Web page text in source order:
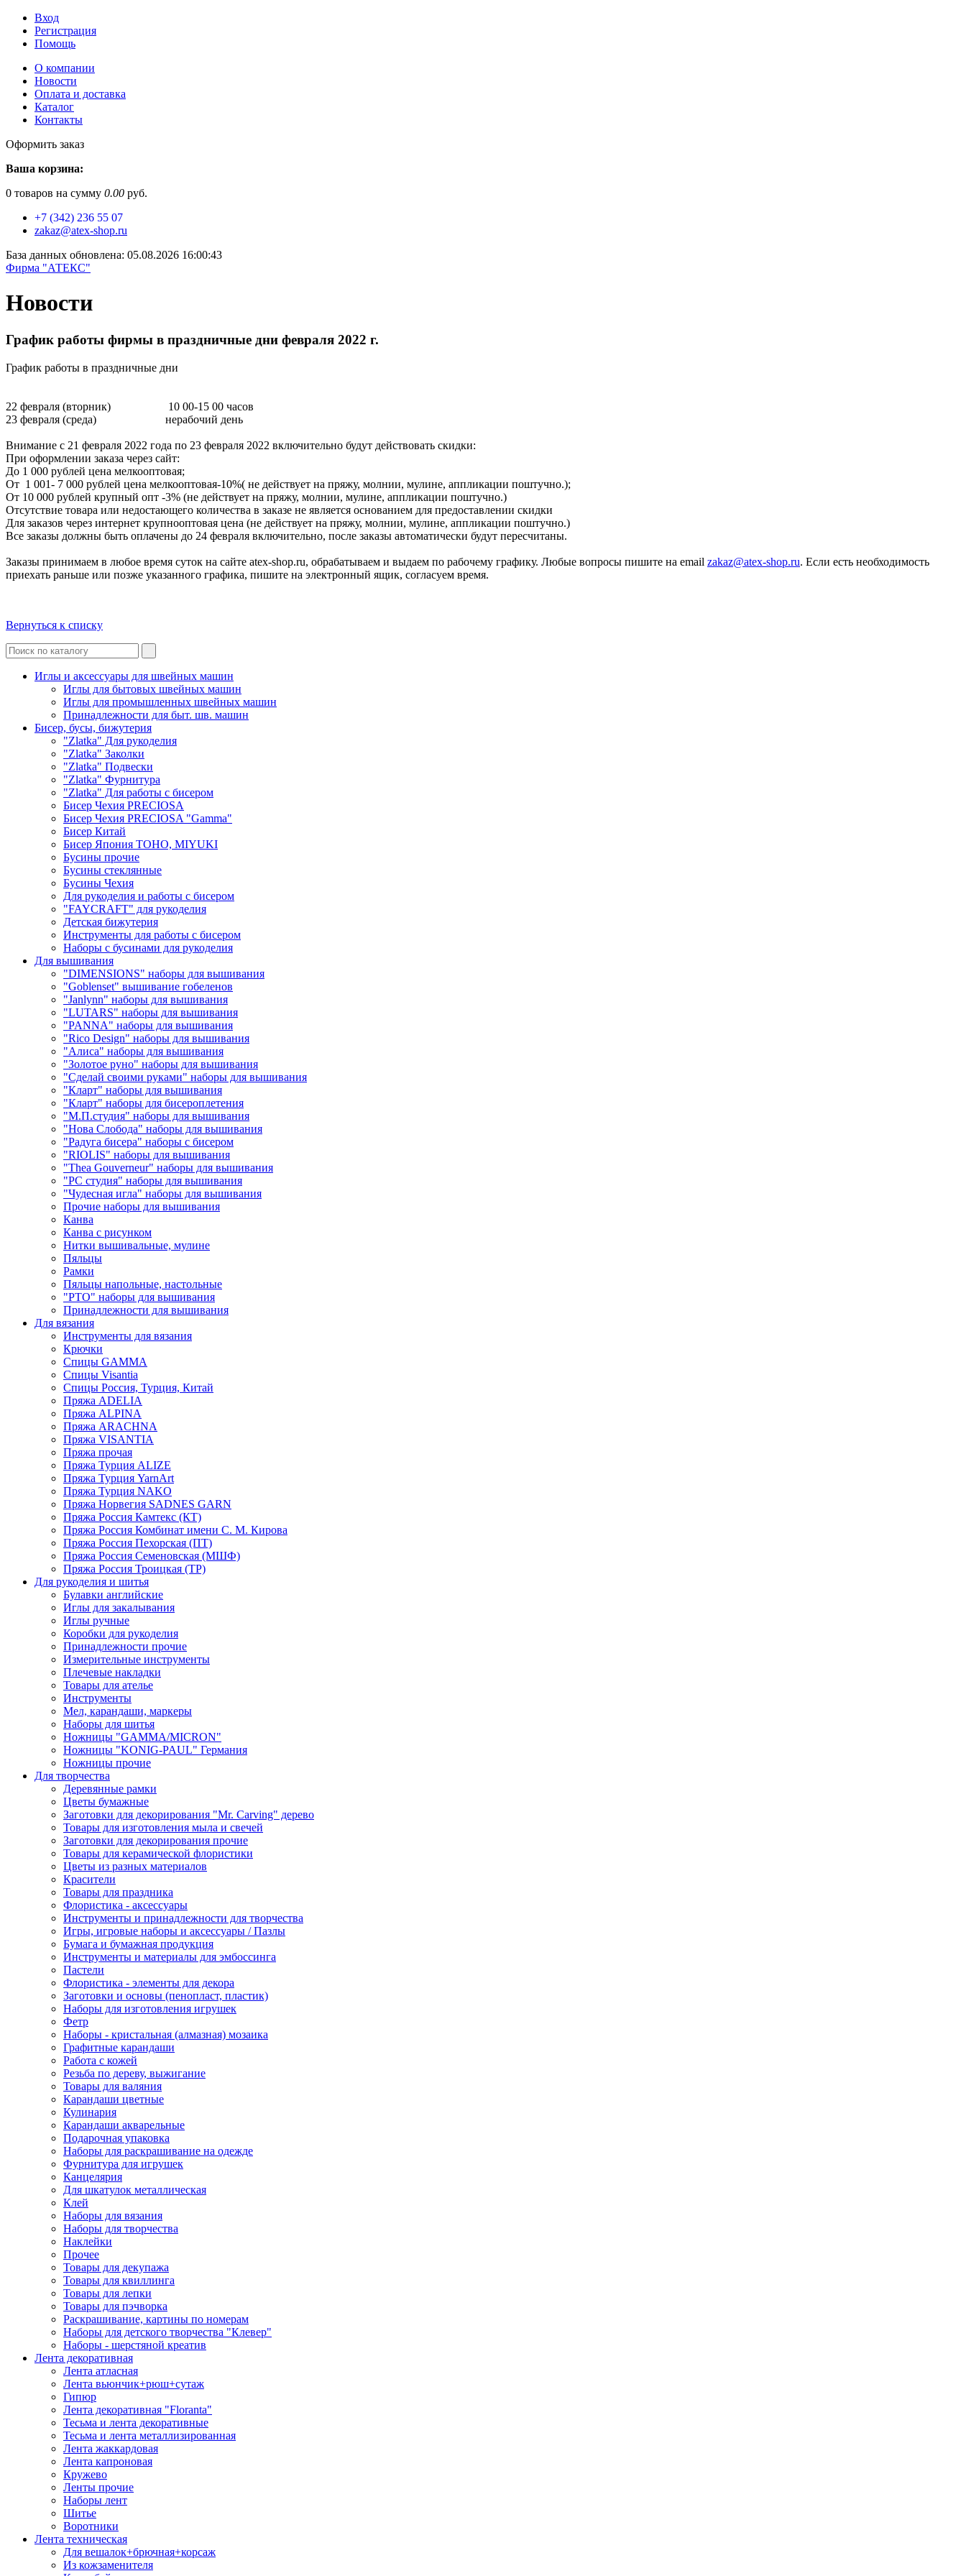
Вход
Регистрация
Помощь
О компании
Новости
Оплата и доставка
Каталог
Контакты
Оформить заказ
Ваша корзина:
0 товаров на сумму 0.00 руб.
+7 (342) 236 55 07
zakaz@atex-shop.ru
База данных обновлена: 05.08.2026 16:00:43
Фирма "АТЕКС"
Новости
График работы фирмы в праздничные дни февраля 2022 г.
График работы в праздничные дни
22 февраля (вторник) 10 00-15 00 часов
23 февраля (среда) нерабочий день
Внимание с 21 февраля 2022 года по 23 февраля 2022 включительно будут действовать скидки:
При оформлении заказа через сайт:
До 1 000 рублей цена мелкооптовая;
От 1 001- 7 000 рублей цена мелкооптовая-10%( не действует на пряжу, молнии, мулине, аппликации поштучно.);
От 10 000 рублей крупный опт -3% (не действует на пряжу, молнии, мулине, аппликации поштучно.)
Отсутствие товара или недостающего количества в заказе не является основанием для предоставлении скидки
Для заказов через интернет крупнооптовая цена (не действует на пряжу, молнии, мулине, аппликации поштучно.)
Все заказы должны быть оплачены до 24 февраля включительно, после заказы автоматически будут пересчитаны.
Заказы принимаем в любое время суток на сайте atex-shop.ru, обрабатываем и выдаем по рабочему графику. Любые вопросы пишите на email zakaz@atex-shop.ru. Если есть необходимость
приехать раньше или позже указанного графика, пишите на электронный ящик, согласуем время.
Вернуться к списку
Иглы и аксессуары для швейных машин
Иглы для бытовых швейных машин
Иглы для промышленных швейных машин
Принадлежности для быт. шв. машин
Бисер, бусы, бижутерия
"Zlatka" Для рукоделия
"Zlatka" Заколки
"Zlatka" Подвески
"Zlatka" Фурнитура
"Zlatka" Для работы с бисером
Бисер Чехия PRECIOSA
Бисер Чехия PRECIOSA "Gamma"
Бисер Китай
Бисер Япония TOHO, MIYUKI
Бусины прочие
Бусины стеклянные
Бусины Чехия
Для рукоделия и работы с бисером
"FAYCRAFT" для рукоделия
Детская бижутерия
Инструменты для работы с бисером
Наборы с бусинами для рукоделия
Для вышивания
"DIMENSIONS" наборы для вышивания
"Goblenset" вышивание гобеленов
"Janlynn" наборы для вышивания
"LUTARS" наборы для вышивания
"PANNA" наборы для вышивания
"Rico Design" наборы для вышивания
"Алиса" наборы для вышивания
"Золотое руно" наборы для вышивания
"Сделай своими руками" наборы для вышивания
"Кларт" наборы для вышивания
"Кларт" наборы для бисероплетения
"М.П.студия" наборы для вышивания
"Нова Слобода" наборы для вышивания
"Радуга бисера" наборы с бисером
"RIOLIS" наборы для вышивания
"Thea Gouverneur" наборы для вышивания
"РС студия" наборы для вышивания
"Чудесная игла" наборы для вышивания
Прочие наборы для вышивания
Канва
Канва с рисунком
Нитки вышивальные, мулине
Пяльцы
Рамки
Пяльцы напольные, настольные
"РТО" наборы для вышивания
Принадлежности для вышивания
Для вязания
Инструменты для вязания
Крючки
Спицы GAMMA
Спицы Visantia
Спицы Россия, Турция, Китай
Пряжа ADELIA
Пряжа ALPINA
Пряжа ARACHNA
Пряжа VISANTIA
Пряжа прочая
Пряжа Турция ALIZE
Пряжа Турция YarnArt
Пряжа Турция NAKO
Пряжа Норвегия SADNES GARN
Пряжа Россия Камтекс (КТ)
Пряжа Россия Комбинат имени С. М. Кирова
Пряжа Россия Пехорская (ПТ)
Пряжа Россия Семеновская (МШФ)
Пряжа Россия Троицкая (ТР)
Для рукоделия и шитья
Булавки английские
Иглы для закалывания
Иглы ручные
Коробки для рукоделия
Принадлежности прочие
Измерительные инструменты
Плечевые накладки
Товары для ателье
Инструменты
Мел, карандаши, маркеры
Наборы для шитья
Ножницы "GAMMA/MICRON"
Ножницы "KONIG-PAUL" Германия
Ножницы прочие
Для творчества
Деревянные рамки
Цветы бумажные
Заготовки для декорирования "Mr. Carving" дерево
Товары для изготовления мыла и свечей
Заготовки для декорирования прочие
Товары для керамической флористики
Цветы из разных материалов
Красители
Товары для праздника
Флористика - аксессуары
Инструменты и принадлежности для творчества
Игры, игровые наборы и аксессуары / Пазлы
Бумага и бумажная продукция
Инструменты и материалы для эмбоссинга
Пастели
Флористика - элементы для декора
Заготовки и основы (пенопласт, пластик)
Наборы для изготовления игрушек
Фетр
Наборы - кристальная (алмазная) мозаика
Графитные карандаши
Работа с кожей
Резьба по дереву, выжигание
Товары для валяния
Карандаши цветные
Кулинария
Карандаши акварельные
Подарочная упаковка
Наборы для раскрашивание на одежде
Фурнитура для игрушек
Канцелярия
Для шкатулок металлическая
Клей
Наборы для вязания
Наборы для творчества
Наклейки
Прочее
Товары для декупажа
Товары для квиллинга
Товары для лепки
Товары для пэчворка
Раскрашивание, картины по номерам
Наборы для детского творчества "Клевер"
Наборы - шерстяной креатив
Лента декоративная
Лента атласная
Лента вьюнчик+рюш+сутаж
Гипюр
Лента декоративная "Floranta"
Тесьма и лента декоративные
Тесьма и лента металлизированная
Лента жаккардовая
Лента капроновая
Кружево
Ленты прочие
Наборы лент
Шитье
Воротники
Лента техническая
Для вешалок+брючная+корсаж
Из кожзаменителя